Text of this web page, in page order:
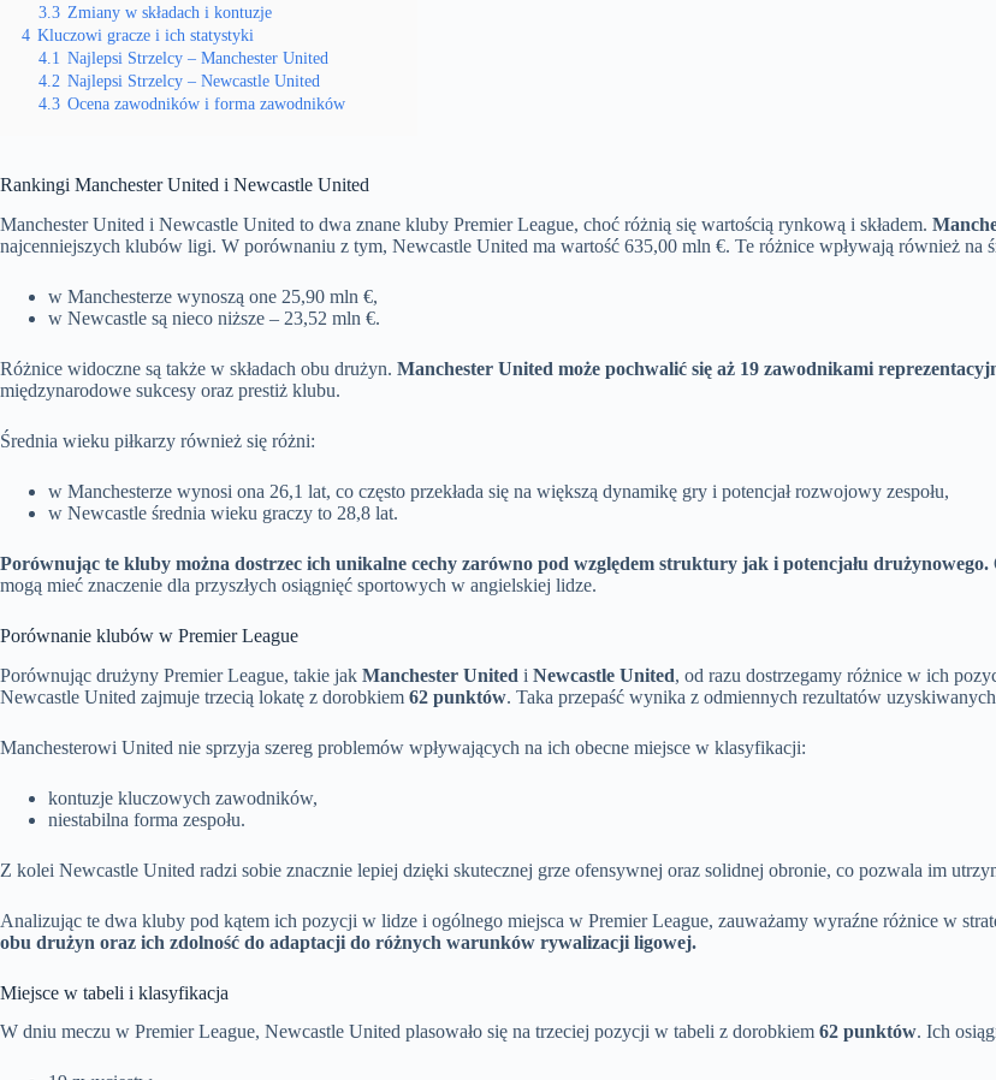
3.3 Zmiany w składach i kontuzje
4 Kluczowi gracze i ich statystyki
4.1 Najlepsi Strzelcy – Manchester United
4.2 Najlepsi Strzelcy – Newcastle United
4.3 Ocena zawodników i forma zawodników
Rankingi Manchester United i Newcastle United
Manchester United i Newcastle United to dwa znane kluby Premier League, choć różnią się wartością rynkową i składem.
najcenniejszych klubów ligi. W porównaniu z tym, Newcastle United ma wartość 635,00 mln €. Te różnice wpływają również na
w Manchesterze wynoszą one 25,90 mln €,
w Newcastle są nieco niższe – 23,52 mln €.
Różnice widoczne są także w składach obu drużyn. Manchester United może pochwalić się aż 19 zawodnikami
międzynarodowe sukcesy oraz prestiż klubu.
Średnia wieku piłkarzy również się różni:
w Manchesterze wynosi ona 26,1 lat, co często przekłada się na większą dynamikę gry i potencjał rozwojowy zespołu,
w Newcastle średnia wieku graczy to 28,8 lat.
Porównując te kluby można dostrzec ich unikalne cechy zarówno pod względem struktury jak i potencjału drużynowego.
mogą mieć znaczenie dla przyszłych osiągnięć sportowych w angielskiej lidze.
Porównanie klubów w Premier League
Porównując drużyny Premier League, takie jak Manchester United i Newcastle United, od razu dostrzegamy różnice w ich
Newcastle United zajmuje trzecią lokatę z dorobkiem 62 punktów. Taka przepaść wynika z odmiennych rezultatów
Manchesterowi United nie sprzyja szereg problemów wpływających na ich obecne miejsce w klasyfikacji:
kontuzje kluczowych zawodników,
niestabilna forma zespołu.
Z kolei Newcastle United radzi sobie znacznie lepiej dzięki skutecznej grze ofensywnej oraz solidnej obronie, co pozwala im
Analizując te dwa kluby pod kątem ich pozycji w lidze i ogólnego miejsca w Premier League, zauważamy wyraźne różnice w
obu drużyn oraz ich zdolność do adaptacji do różnych warunków rywalizacji ligowej.
Miejsce w tabeli i klasyfikacja
W dniu meczu w Premier League, Newcastle United plasowało się na trzeciej pozycji w tabeli z dorobkiem 62 punktów. Ich